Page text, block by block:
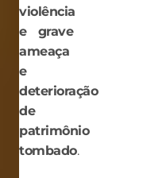
violência
e grave
ameaça
e
deterioração
de
patrimônio
tombado.